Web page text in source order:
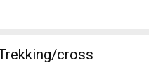
cross